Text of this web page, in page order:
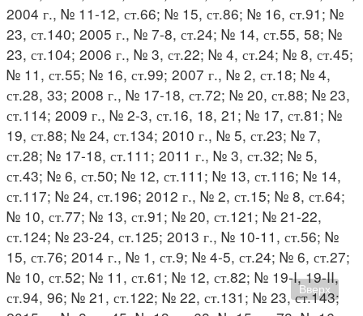
2004 г., № 11-12, ст.66; № 15, ст.86; № 16, ст.91; №
23, ст.140; 2005 г., № 7-8, ст.24; № 14, ст.55, 58; №
23, ст.104; 2006 г., № 3, ст.22; № 4, ст.24; № 8, ст.45;
№ 11, ст.55; № 16, ст.99; 2007 г., № 2, ст.18; № 4,
ст.28, 33; 2008 г., № 17-18, ст.72; № 20, ст.88; № 23,
ст.114; 2009 г., № 2-3, ст.16, 18, 21; № 17, ст.81; №
19, ст.88; № 24, ст.134; 2010 г., № 5, ст.23; № 7,
ст.28; № 17-18, ст.111; 2011 г., № 3, ст.32; № 5,
ст.43; № 6, ст.50; № 12, ст.111; № 13, ст.116; № 14,
ст.117; № 24, ст.196; 2012 г., № 2, ст.15; № 8, ст.64;
№ 10, ст.77; № 13, ст.91; № 20, ст.121; № 21-22,
ст.124; № 23-24, ст.125; 2013 г., № 10-11, ст.56; №
15, ст.76; 2014 г., № 1, ст.9; № 4-5, ст.24; № 6, ст.27;
№ 10, ст.52; № 11, ст.61; № 12, ст.82; № 19-I, 19-II,
ст.94, 96; № 21, ст.122; № 22, ст.131; № 23, ст.143;
Вверх